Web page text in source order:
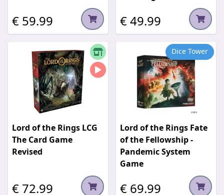
€ 59.99 € 49.99
Lord of the Rings LCG
The Card Game
Revised
€ 72.99
Dice Tower
Lord of the Rings Fate
of the Fellowship -
Pandemic System
Game
€ 69.99